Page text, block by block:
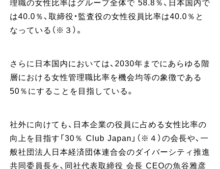
理職の女性比率はグループ全体で 58.8％、日本国内で
は40.0％、取締役・監査役の女性役員比率は40.0％と
なっている（※３）。
さらに日本国内においては、2030年までにあらゆる階
層における女性管理職比率を機会均等の象徴である
50％にすることを目指している。
社外に向けても、日本企業の役員に占める女性比率の
向上を目指す「30％ Club Japan」（※４）の会長や、一
般社団法人日本経済団体連合会のダイバーシティ推進
共同委員長を、同社代表取締役 会長 CEOの魚谷雅彦